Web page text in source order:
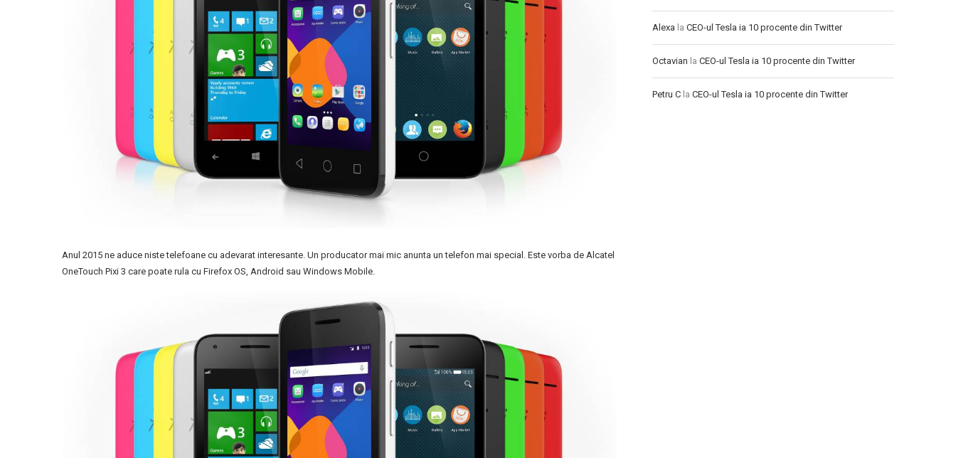
Anul 2015 ne aduce niste telefoane cu adevarat interesante. Un producator mai mic anunta un telefon mai special. Este vorba de Alcatel
OneTouch Pixi 3 care poate rula cu Firefox OS, Android sau Windows Mobile.
Alexa la CEO-ul Tesla ia 10 procente din Twitter
Octavian la CEO-ul Tesla ia 10 procente din Twitter
Petru C la CEO-ul Tesla ia 10 procente din Twitter